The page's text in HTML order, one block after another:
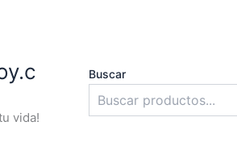
vida!
Buscar